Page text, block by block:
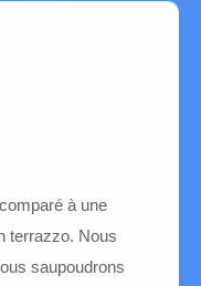
à une
terrazzo. Nous
saupoudrons